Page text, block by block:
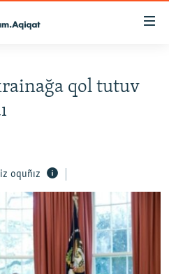
qol tutuv
oquñız